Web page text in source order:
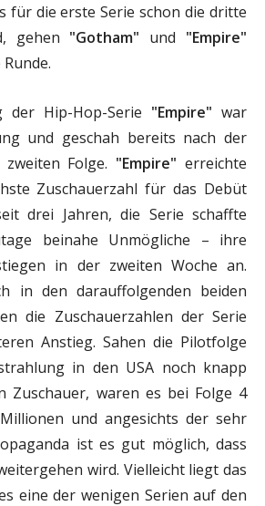
für die erste Serie schon die dritte
gehen "Gotham" und "Empire"
der Hip-Hop-Serie "Empire" war
und geschah bereits nach der
Folge. "Empire" erreichte
Zuschauerzahl für das Debüt
drei Jahren, die Serie schaffte
beinahe Unmögliche – ihre
in der zweiten Woche an.
in den darauffolgenden beiden
die Zuschauerzahlen der Serie
Anstieg. Sahen die Pilotfolge
in den USA noch knapp
Zuschauer, waren es bei Folge 4
und angesichts der sehr
ist es gut möglich, dass
wird. Vielleicht liegt das
eine der wenigen Serien auf den